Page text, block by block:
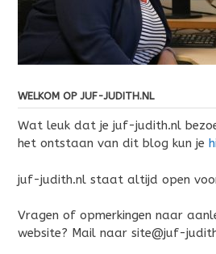
WELKOM OP JUF-JUDITH.NL
Wat leuk dat je juf-judith.nl
het ontstaan van dit blog kun je
juf-judith.nl staat altijd open
Vragen of opmerkingen naar
website? Mail naar site@juf-